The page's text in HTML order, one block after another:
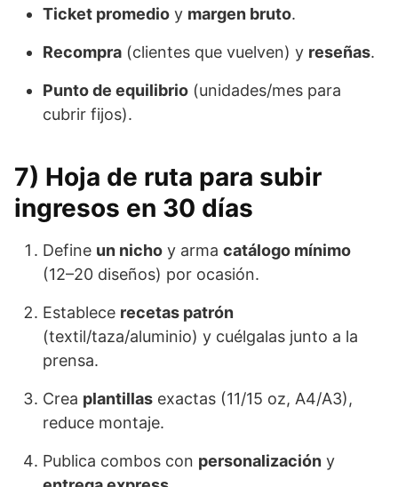
Ticket promedio y margen bruto.
Recompra (clientes que vuelven) y reseñas.
Punto de equilibrio (unidades/mes para
cubrir fijos).
7) Hoja de ruta para subir
ingresos en 30 días
Define un nicho y arma catálogo mínimo
(12–20 diseños) por ocasión.
Establece recetas patrón
(textil/taza/aluminio) y cuélgalas junto a la
prensa.
Crea plantillas exactas (11/15 oz, A4/A3),
reduce montaje.
Publica combos con personalización y